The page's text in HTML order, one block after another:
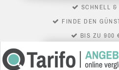
SCHNELL &
FINDE DEN
BIS ZU 900